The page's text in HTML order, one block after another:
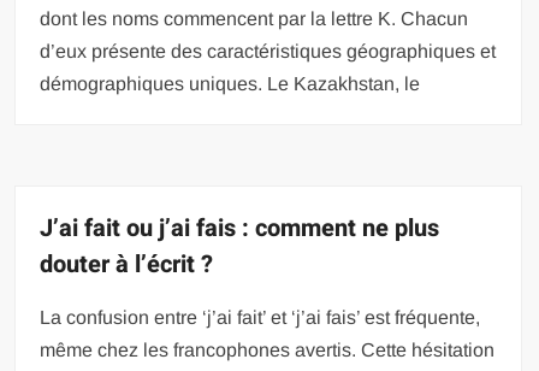
dont les noms commencent par la lettre K. Chacun
d’eux présente des caractéristiques géographiques et
démographiques uniques. Le Kazakhstan, le
J’ai fait ou j’ai fais : comment ne plus
douter à l’écrit ?
La confusion entre ‘j’ai fait’ et ‘j’ai fais’ est fréquente,
même chez les francophones avertis. Cette hésitation